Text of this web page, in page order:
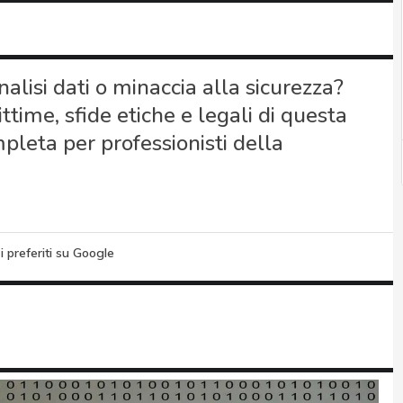
dati o minaccia alla sicurezza?
sfide etiche e legali di questa
per professionisti della
preferiti su Google